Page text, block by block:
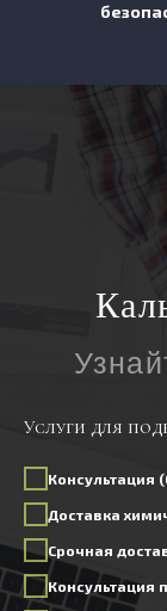
Услуги для
Консультация
Доставка
Срочная
Консультация